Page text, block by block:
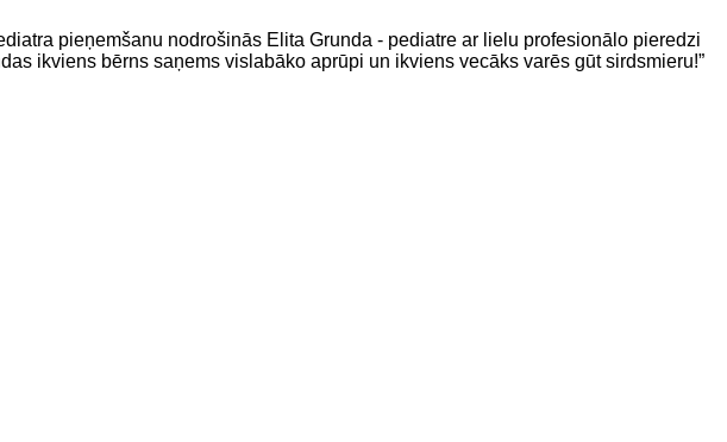
pieņemšanu nodrošinās Elita Grunda - pediatre ar lielu profesionālo pieredzi
ikviens bērns saņems vislabāko aprūpi un ikviens vecāks varēs gūt sirdsmieru!”